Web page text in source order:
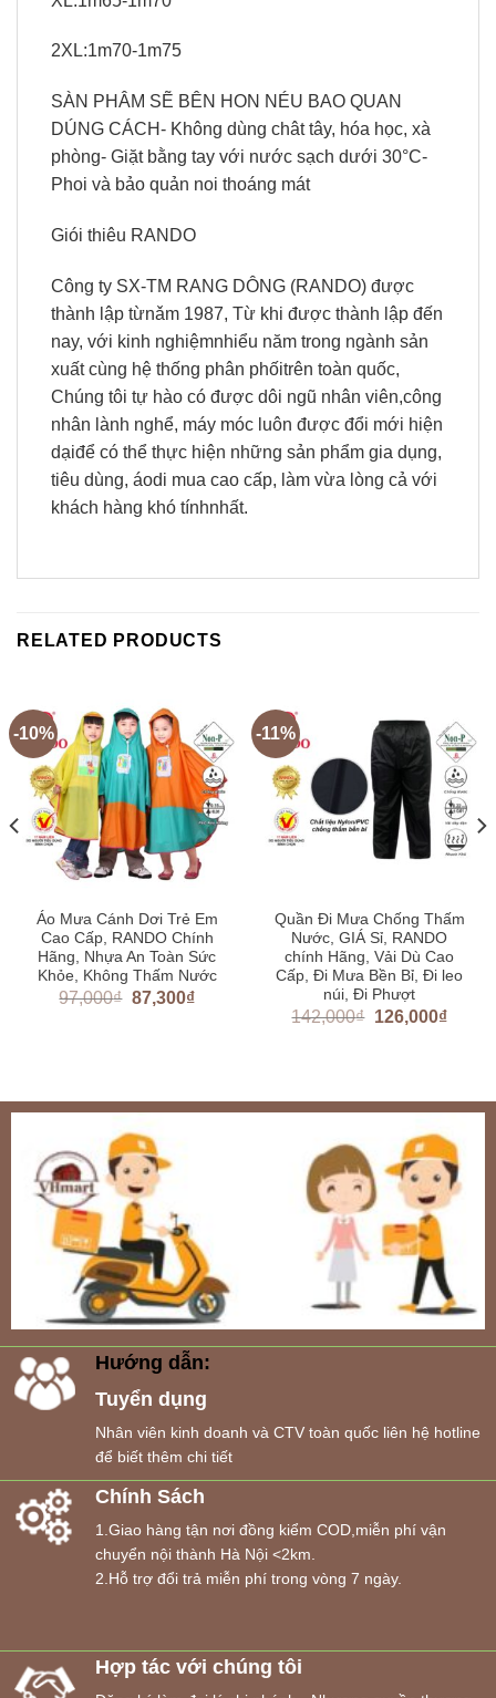
2XL:1m70-1m75
SÀN PHÂM SẼ BÊN HON NÉU BAO QUAN
DÚNG CÁCH- Không dùng chât tây, hóa học, xà
phòng- Giặt bằng tay với nước sạch dưới 30°C-
Phoi và bảo quản noi thoáng mát
Giói thiêu RANDO
Công ty SX-TM RANG DÔNG (RANDO) được
thành lập từnǎm 1987, Từ khi được thành lập đến
nay, với kinh nghiệmnhiểu năm trong ngành sản
xuất cùng hệ thống phân phốitrên toàn quốc,
Chúng tôi tự hào có được dôi ngũ nhân viên,công
nhân lành nghể, máy móc luôn được đổi mới hiện
dạiđể có thể thực hiện những sản phẩm gia dụng,
tiêu dùng, áodi mua cao cấp, làm vừa lòng cả với
khách hàng khó tínhnhất.
RELATED PRODUCTS
-10%
Áo Mưa Cánh Dơi Trẻ Em
Cao Cấp, RANDO Chính
Hãng, Nhựa An Toàn Sức
Khỏe, Không Thấm Nước
97,000₫ 87,300₫
-11%
Quần Đi Mưa Chống Thấm
Nước, GIÁ Sỉ, RANDO
chính Hãng, Vải Dù Cao
Cấp, Đi Mưa Bền Bỉ, Đi leo
núi, Đi Phượt
142,000₫ 126,000₫
Hướng dẫn:
Tuyển dụng
Nhân viên kinh doanh và CTV toàn quốc liên hệ hotline
để biết thêm chi tiết
Chính Sách
1.Giao hàng tận nơi đồng kiểm COD,miễn phí vận
chuyển nội thành Hà Nội <2km.
2.Hỗ trợ đổi trả miễn phí trong vòng 7 ngày.
Hợp tác với chúng tôi